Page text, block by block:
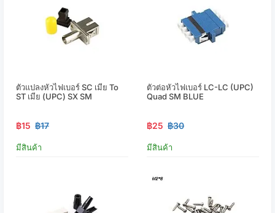
ตัวแปลงหัวไฟเบอร์ SC เมีย To
ST เมีย (UPC) SX SM
฿15 ฿17
มีสินค้า
ตัวต่อหัวไฟเบอร์ LC-LC (UPC)
Quad SM BLUE
฿25 ฿30
มีสินค้า